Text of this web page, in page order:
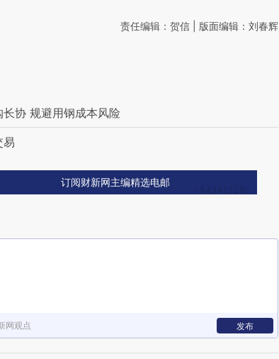
责任编辑：贺信 | 版面编辑：刘春辉
协 规避用钢成本风险
易
订阅财新网主编精选电邮
网观点 发布